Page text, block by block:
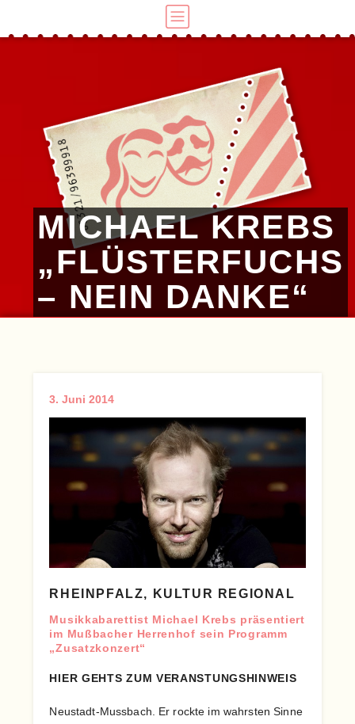
MICHAEL KREBS
„FLÜSTERFUCHS
– NEIN DANKE“
3. Juni 2014
RHEINPFALZ, KULTUR REGIONAL
Musikkabarettist Michael Krebs präsentiert
im Mußbacher Herrenhof sein Programm
„Zusatzkonzert“
HIER GEHTS ZUM VERANSTUNGSHINWEIS
Neustadt-Mussbach. Er rockte im wahrsten Sinne